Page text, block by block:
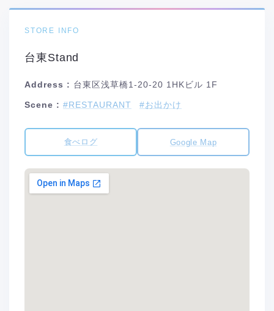
STORE INFO
台東Stand
Address : 台東区浅草橋1-20-20 1HKビル 1F
Scene : #RESTAURANT #お出かけ
食べログ Google Map